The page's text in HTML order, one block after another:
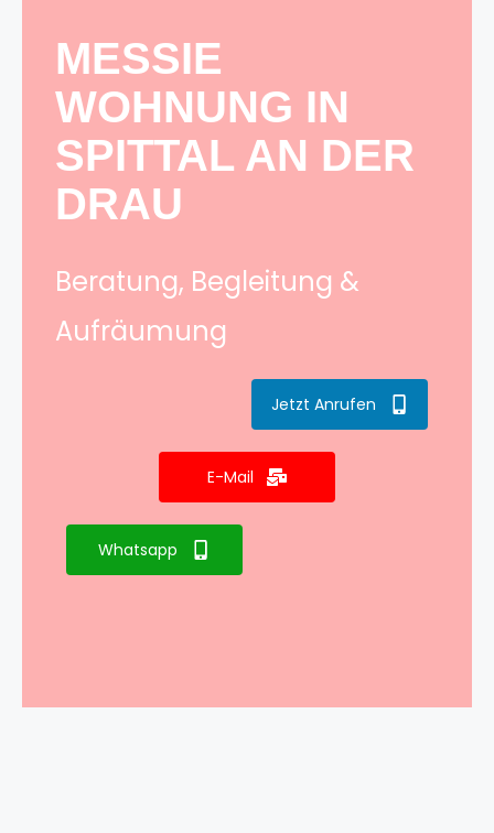
MESSIE
WOHNUNG IN
SPITTAL AN DER
DRAU
Beratung, Begleitung &
Aufräumung
Jetzt Anrufen
E-Mail
Whatsapp